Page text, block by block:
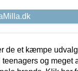
de et kæmpe
og meget